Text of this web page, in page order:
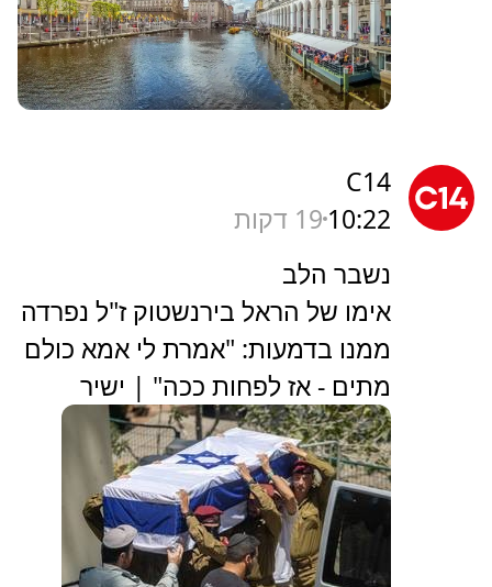
C14
10:22 19 דקות
נשבר הלב
אימו של הראל בירנשטוק ז"ל נפרדה
ממנו בדמעות: "אמרת לי אמא כולם
מתים - אז לפחות ככה" | ישיר